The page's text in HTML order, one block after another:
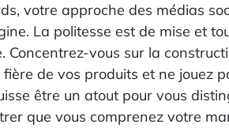
votre approche des médias
La politesse est de mise et
Concentrez-vous sur la
fière de vos produits et ne jouez
être un atout pour vous
que vous comprenez votre